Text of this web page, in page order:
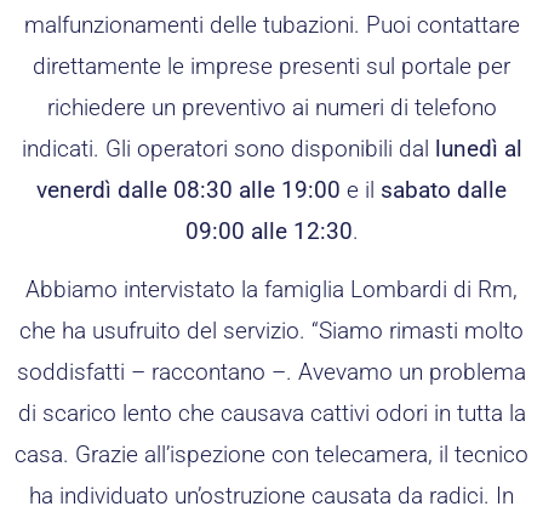
malfunzionamenti delle tubazioni. Puoi contattare
direttamente le imprese presenti sul portale per
richiedere un preventivo ai numeri di telefono
indicati. Gli operatori sono disponibili dal lunedì al
venerdì dalle 08:30 alle 19:00 e il sabato dalle
09:00 alle 12:30.
Abbiamo intervistato la famiglia Lombardi di Rm,
che ha usufruito del servizio. “Siamo rimasti molto
soddisfatti – raccontano –. Avevamo un problema
di scarico lento che causava cattivi odori in tutta la
casa. Grazie all’ispezione con telecamera, il tecnico
ha individuato un’ostruzione causata da radici. In